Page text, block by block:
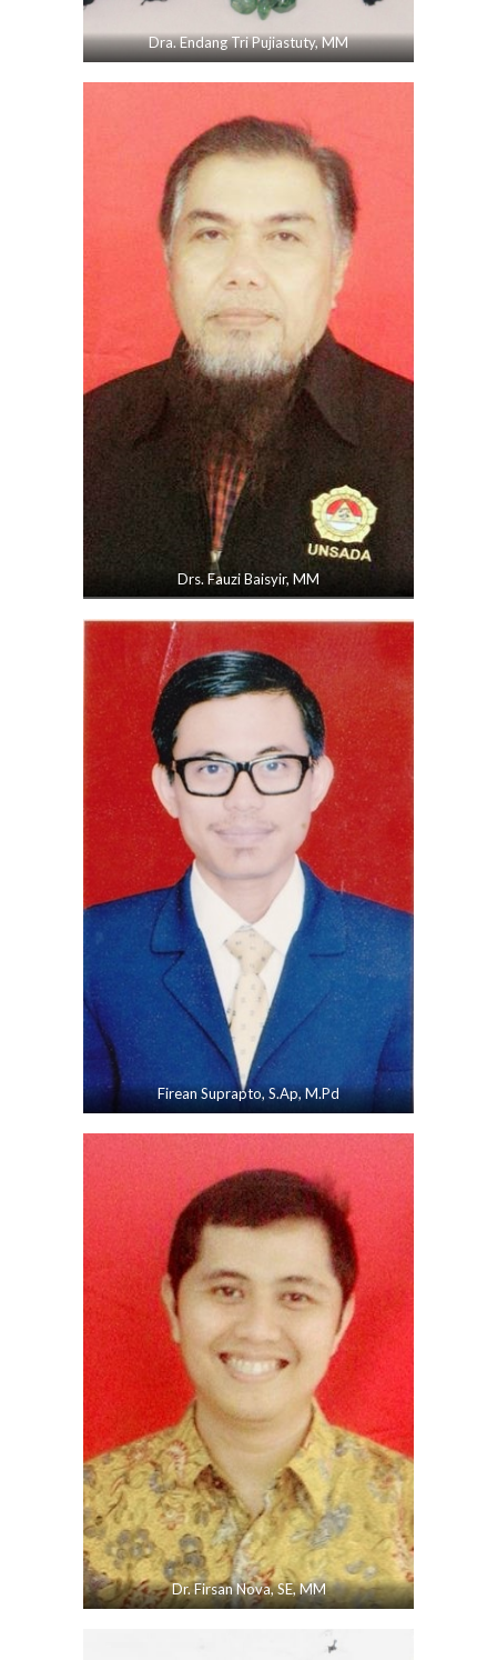
Dra. Endang Tri Pujiastuty, MM
Drs. Fauzi Baisyir, MM
Firean Suprapto, S.Ap, M.Pd
Dr. Firsan Nova, SE, MM